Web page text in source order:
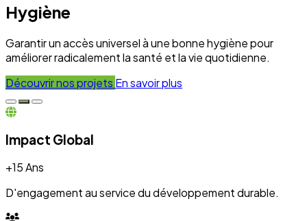
+10k
Bénéficiaires directs de nos projets sur le terrain.
Engagement
Transparence et dévouement pour chaque initiative.
Expertise